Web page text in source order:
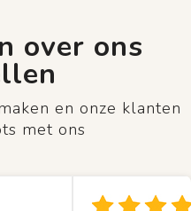
over ons
en onze klanten
met ons